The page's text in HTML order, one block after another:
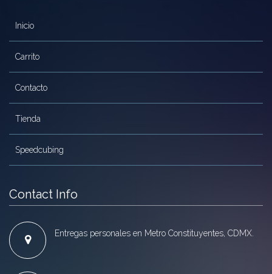
Inicio
Carrito
Contacto
Tienda
Speedcubing
Contact Info
Entregas personales en Metro Constituyentes, CDMX.